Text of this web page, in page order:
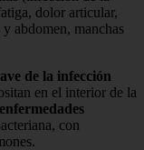
dolor articular,
abdomen, manchas
de la infección
en el interior de la
enfermedades
con